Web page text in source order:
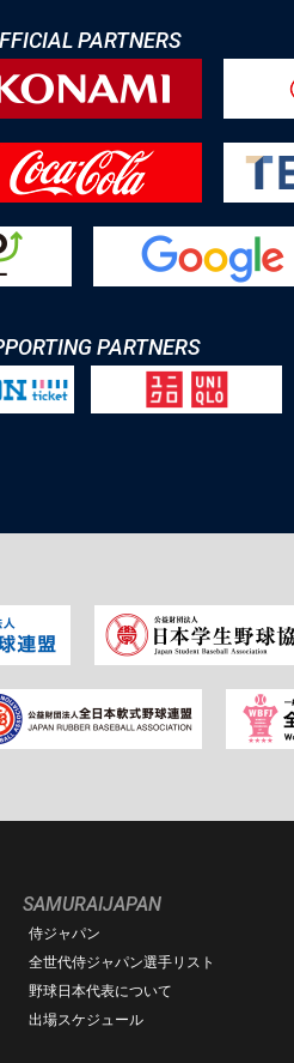
PARTNERS
PARTNERS
SAMURAIJAPAN
侍ジャパン
全世代侍ジャパン選手リスト
野球日本代表について
出場スケジュール